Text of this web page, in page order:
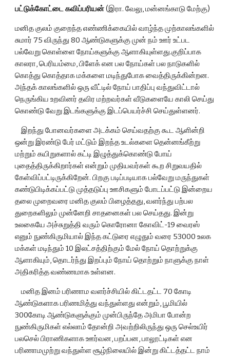
பட்டுக்கோட்டை கவிப்பரியன் (இரா. வேலு, மன்னங்காடு மேற்கு)
மனித குலம் குறைந்த எண்ணிக்கையில் வாழ்ந்த முற்காலங்களில்
சுமார் 75 விருந்து 80 ஆண்டுகளுக்கு முன் நம் ஊர் உட்பட
பல்வேறு கொள்ளை நோய்களுக்கு ஆளாகியுள்ளது.குறிப்பாக
காலரா, பெரியம்மை, பிளேக் என பல நோய்கள் பல நாடுகளில்
கொத்து கொத்தாக மக்களை மடிந்துபோக வைத்திருக்கின்றன.
அந்தக் காலங்களில் ஒரு வீட்டில் நோய் பாதிப்பு வந்துவிட்டால்
நெருங்கிய உறவினர் தவிர மற்றவர்கள் வீடுகளையே காலி செய்து
கொண்டு வேறு இடங்களுக்கு இடப்பெயர்ச்சி செய்துள்ளனர்.
    ‍‌‌‍‍‌‌‍‌‌‌‌‌‌‌‌‌‌‌இறந்து போனவர்களை அடக்கம் செய்வதற்கு கூட ஆளின்றி
ஒன்று இரண்டு பேர் மட்டும் இறந்த உடல்களை தென்னங்கீற்று
மற்றும் கயிறுகளால் கட்டி இழுத்துக்கொண்டு போய்
புதைத்திருக்கிறார்கள் என்றும் முதியவர்கள் கூற சிறுவயதில்
கேள்விப்பட்டிருக்கிறேன். பிறகு படிப்படியாக பல்வேறு மருந்துகள்
கண்டுபிடிக்கப்பட்டு முத்தடுப்பு ஊசிகளும் போடப்பட்டு இன்றைய
தலை முறைவரை மனித குலம் பிழைத்தது, வளர்ந்து பற்பல
துறைகளிலும் முன்னேறி சாதனைகள் பல செய்தது. இன்று
உலகையே அச்சுறுத்தி வரும் கொரோனா கோவிட்-19 வைரஸ்
எனும் நுண்கிருமியால் இந்த கட்டுரை எழுதும் வரை 53000 உலக
மக்கள் மடிந்தும் 10 இலட்சத்திற்கும் மேல் நோய் தொற்றுக்கு
ஆளாகியும், தொடர்ந்து இறப்பும் நோய் தொற்றும் நாளுக்கு நாள்
அதிகரித்த வண்ணமாக உள்ளன.
    மனித இனம் பரிணாம வளர்ச்சியில் கிட்டதட்ட 70 கோடி
ஆண்டுகளாக பரிணமித்து வந்துள்ளது என்றும், பூமியில்
300கோடி ஆண்டுகளுக்கும் முன்பிருந்தே அமிபா போன்ற
நுண்கிருமிகள் எல்லாம் தோன்றி அவற்றிலிருந்து ஒரு செல்உயிர்
பலசெல் பிராணிகளாக ஊர்வன, பறப்பன, பாலூட்டிகள் என
பரிணாமமுற்று வந்துள்ள சூழ்நிலையில் இன்று கிட்டத்தட்ட நாம்